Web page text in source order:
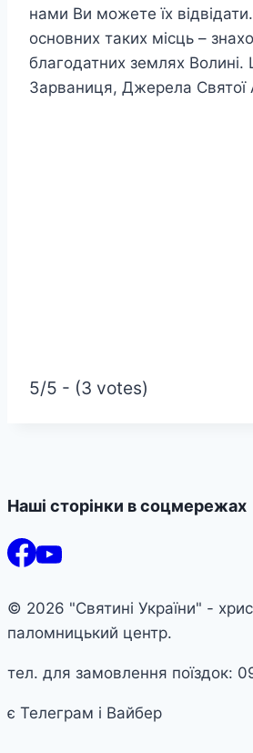
нами Ви можете їх
основних таких місць –
благодатних землях Волині.
Зарваниця, Джерела Святої
5/5 - (3 votes)
Наші сторінки в соцмережах
© 2026 "Святині України" -
паломницький центр.
тел. для замовлення поїздок:
є Телеграм і Вайбер